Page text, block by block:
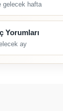
gelecek hafta
Yorumları
ay